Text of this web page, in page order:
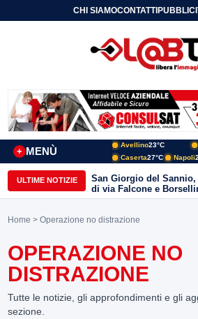
CHI SIAMOCONTATTI
MENÙ
+
Avellino23°C
Caserta27°C Napoli
ULTIME NOTIZIE
San Giorgio del
di via Falcone e
Lombardi replicano alle
Home > Operazione no distrazione
OPERAZIONE NO
DISTRAZIONE
Tutte le notizie, gli approfondimenti e gli
sezione.